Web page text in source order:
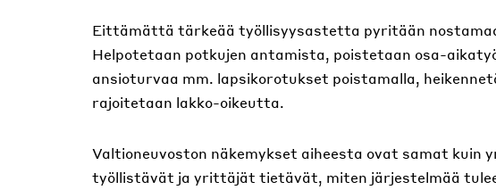
Eittämättä tärkeää työllisyysastetta pyritään
Helpotetaan potkujen antamista, poistetaan osa-
ansioturvaa mm. lapsikorotukset poistamalla,
rajoitetaan lakko-oikeutta.
Valtioneuvoston näkemykset aiheesta ovat samat
työllistävät ja yrittäjät tietävät, miten järjestelmää